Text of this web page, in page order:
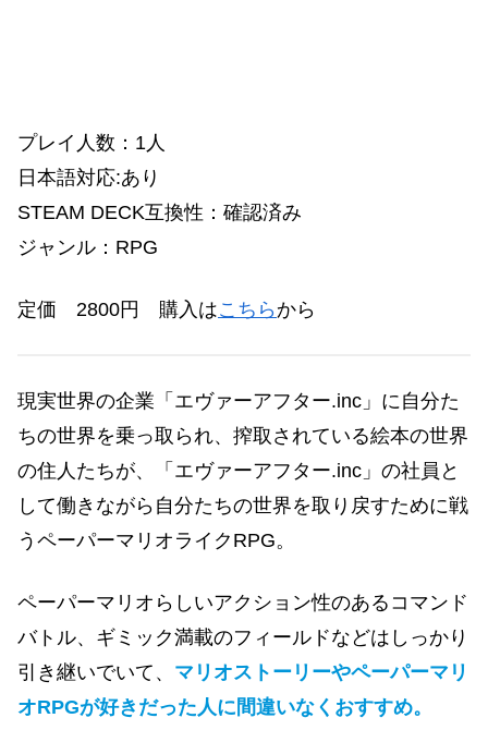
プレイ人数：1人
日本語対応:あり
STEAM DECK互換性： 確認済み
ジャンル：RPG
定価 2800円 購入はこちらから
現実世界の企業「エヴァーアフター.inc」に自分た
ちの世界を乗っ取られ、搾取されている絵本の世界
の住人たちが、「エヴァーアフター.inc」の社員と
して働きながら自分たちの世界を取り戻すために戦
うペーパーマリオライクRPG。
ペーパーマリオらしいアクション性のあるコマンド
バトル、ギミック満載のフィールドなどはしっかり
引き継いでいて、 マリオストーリーやペーパーマリ
オRPGが好きだった人に間違いなくおすすめ。